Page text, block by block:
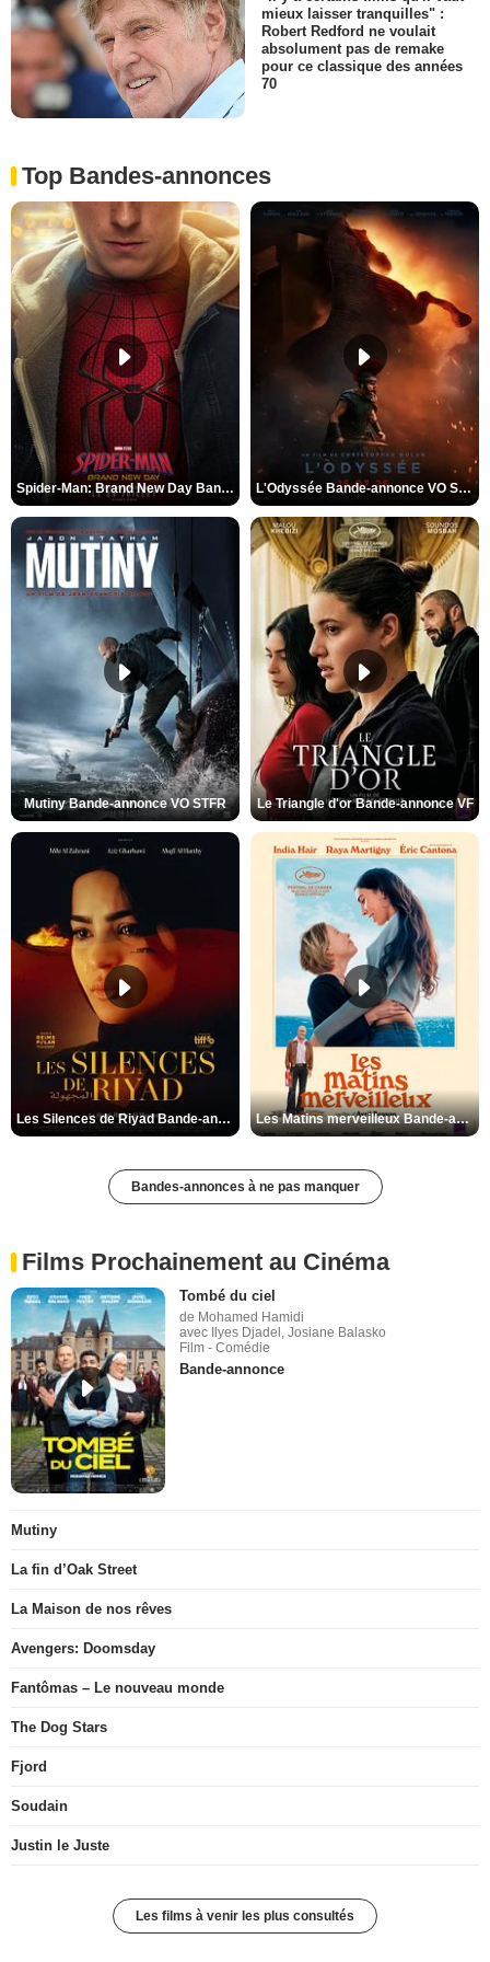
mieux laisser tranquilles" :
Robert Redford ne voulait
absolument pas de remake
pour ce classique des années
70
Top Bandes-annonces
Spider-Man: Brand New Day Bande-annonce VO STFR L'Odyssée Bande-annonce VO STFR
Mutiny Bande-annonce VO STFR Le Triangle d'or Bande-annonce VF
Les Silences de Riyad Bande-annonce VO STFR Les Matins merveilleux Bande-annonce VF
Bandes-annonces à ne pas manquer
Films Prochainement au Cinéma
Tombé du ciel
de Mohamed Hamidi
avec Ilyes Djadel, Josiane Balasko
Film - Comédie
Bande-annonce
Mutiny
La fin d’Oak Street
La Maison de nos rêves
Avengers: Doomsday
Fantômas – Le nouveau monde
The Dog Stars
Fjord
Soudain
Justin le Juste
Les films à venir les plus consultés